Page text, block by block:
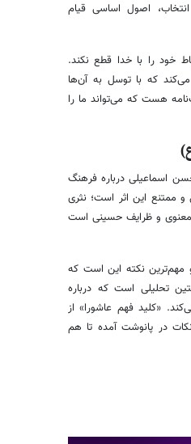
اصول اساسی قیام
خود را با خدا قطع نکند.
که با توسل به آن‌ها
هست که می‌تواند ما را
اسماعیلی درباره فرهنگ
ممتنع این اثر است؛ نثری
معنوی و ظرایف حسینی است
مهم‌ترین نکته این است که
تحلیلی است که درباره
«کلید فهم عاشورا» از
در پانوشت آمده تا هم